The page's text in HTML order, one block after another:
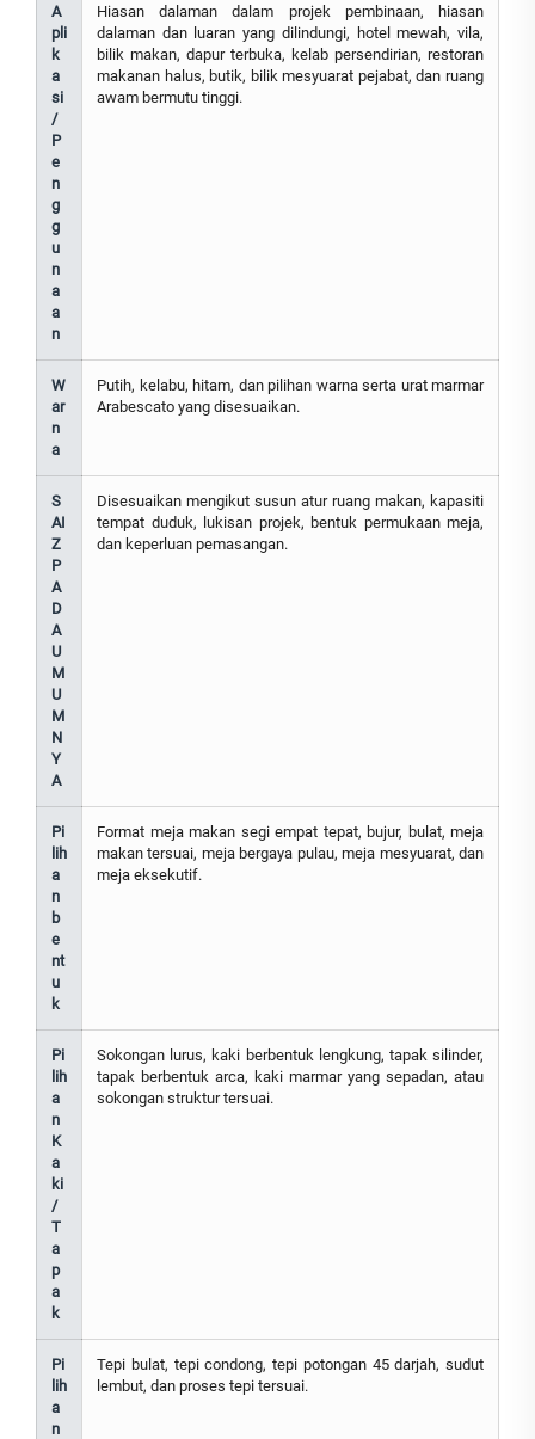
A
pli
k
a
si
/
P
e
n
g
g
u
n
a
a
n
Hiasan dalaman dalam projek pembinaan, hiasan
dalaman dan luaran yang dilindungi, hotel mewah, vila,
bilik makan, dapur terbuka, kelab persendirian, restoran
makanan halus, butik, bilik mesyuarat pejabat, dan ruang
awam bermutu tinggi.
W
ar
n
a
Putih, kelabu, hitam, dan pilihan warna serta urat marmar
Arabescato yang disesuaikan.
S
AI
Z
P
A
D
A
U
M
U
M
N
Y
A
Disesuaikan mengikut susun atur ruang makan, kapasiti
tempat duduk, lukisan projek, bentuk permukaan meja,
dan keperluan pemasangan.
Pi
lih
a
n
b
e
nt
u
k
Format meja makan segi empat tepat, bujur, bulat, meja
makan tersuai, meja bergaya pulau, meja mesyuarat, dan
meja eksekutif.
Pi
lih
a
n
K
a
ki
/
T
a
p
a
k
Sokongan lurus, kaki berbentuk lengkung, tapak silinder,
tapak berbentuk arca, kaki marmar yang sepadan, atau
sokongan struktur tersuai.
Pi
lih
a
n
Tepi bulat, tepi condong, tepi potongan 45 darjah, sudut
lembut, dan proses tepi tersuai.